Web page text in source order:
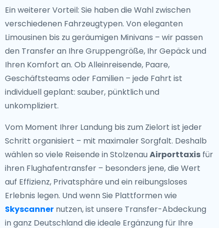
Ein weiterer Vorteil: Sie haben die Wahl zwischen
verschiedenen Fahrzeugtypen. Von eleganten
Limousinen bis zu geräumigen Minivans – wir passen
den Transfer an Ihre Gruppengröße, Ihr Gepäck und
Ihren Komfort an. Ob Alleinreisende, Paare,
Geschäftsteams oder Familien – jede Fahrt ist
individuell geplant: sauber, pünktlich und
unkompliziert.
Vom Moment Ihrer Landung bis zum Zielort ist jeder
Schritt organisiert – mit maximaler Sorgfalt. Deshalb
wählen so viele Reisende in Stolzenau Airporttaxis für
ihren Flughafentransfer – besonders jene, die Wert
auf Effizienz, Privatsphäre und ein reibungsloses
Erlebnis legen. Und wenn Sie Plattformen wie
Skyscanner nutzen, ist unsere Transfer-Abdeckung
in ganz Deutschland die ideale Ergänzung für Ihre